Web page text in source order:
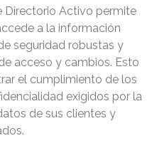
Directorio Activo permite
a la información
seguridad robustas y
acceso y cambios. Esto
el cumplimiento de los
exigidos por la
de sus clientes y